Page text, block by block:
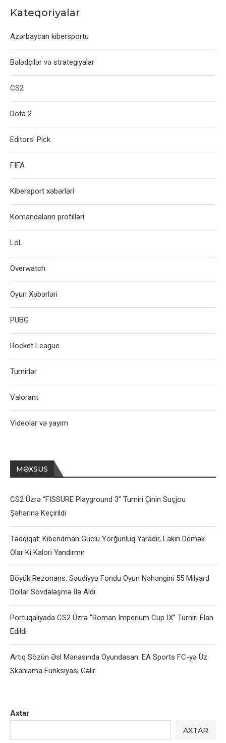
Axtar
AXTAR
Kateqoriyalar
Azərbaycan kibersportu
Bələdçilər və strategiyalar
CS2
Dota 2
Editors' Pick
FIFA
Kibersport xəbərləri
Komandaların profilləri
LoL
Overwatch
Oyun Xəbərləri
PUBG
Rocket League
Turnirlər
Valorant
Videolar və yayım
MƏXSUS
CS2 Üzrə “FISSURE Playground 3” Turniri Çinin Suçjou
Şəhərinə Keçirildi
Tədqiqat: Kiberidman Güclü Yorğunluq Yaradır, Lakin Demək
Olar Ki Kalori Yandırmır
Böyük Rezonans: Səudiyyə Fondu Oyun Nəhəngini 55 Milyard
Dollar Sövdələşmə İlə Aldı
Portuqaliyada CS2 Üzrə “Roman Imperium Cup IX” Turniri Elan
Edildi
Artıq Sözün Əsl Mənasında Oyundasan: EA Sports FC-yə Üz
Skanlama Funksiyası Gəlir